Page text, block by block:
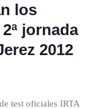
los
jornada
2012
test oficiales IRTA